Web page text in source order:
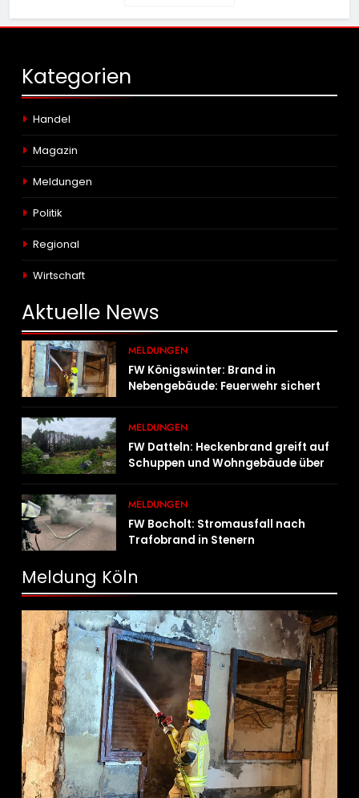
Kategorien
Handel
Magazin
Meldungen
Politik
Regional
Wirtschaft
Aktuelle News
MELDUNGEN
FW Königswinter: Brand in
Nebengebäude: Feuerwehr sichert
MELDUNGEN
FW Datteln: Heckenbrand greift auf
Schuppen und Wohngebäude über
MELDUNGEN
FW Bocholt: Stromausfall nach
Trafobrand in Stenern
Meldung Köln